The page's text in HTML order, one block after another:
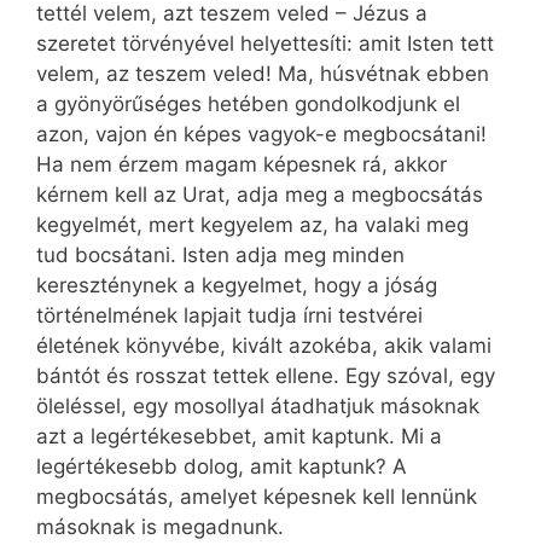
tettél velem, azt teszem veled – Jézus a
szeretet törvényével helyettesíti: amit Isten tett
velem, az teszem veled! Ma, húsvétnak ebben
a gyönyörűséges hetében gondolkodjunk el
azon, vajon én képes vagyok-e megbocsátani!
Ha nem érzem magam képesnek rá, akkor
kérnem kell az Urat, adja meg a megbocsátás
kegyelmét, mert kegyelem az, ha valaki meg
tud bocsátani. Isten adja meg minden
kereszténynek a kegyelmet, hogy a jóság
történelmének lapjait tudja írni testvérei
életének könyvébe, kivált azokéba, akik valami
bántót és rosszat tettek ellene. Egy szóval, egy
öleléssel, egy mosollyal átadhatjuk másoknak
azt a legértékesebbet, amit kaptunk. Mi a
legértékesebb dolog, amit kaptunk? A
megbocsátás, amelyet képesnek kell lennünk
másoknak is megadnunk.